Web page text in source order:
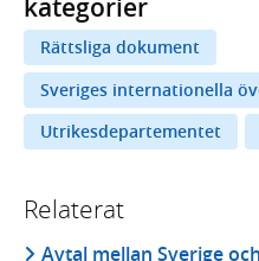
kategorier
Rättsliga dokument
Sveriges internationella
Utrikesdepartementet
Relaterat
Avtal mellan Sverige